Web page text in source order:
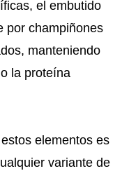
el embutido
por champiñones
manteniendo
la proteína
elementos es
variante de